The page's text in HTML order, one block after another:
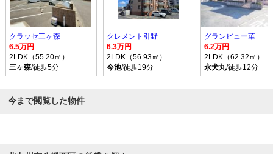
クラッセ三ヶ森
6.5万円
2LDK（55.20㎡）
三ヶ森/徒歩5分
クレメント引野
6.3万円
2LDK（56.93㎡）
今池/徒歩19分
グランビュー華
6.2万円
2LDK（62.32㎡）
永犬丸/徒歩12分
今まで閲覧した物件